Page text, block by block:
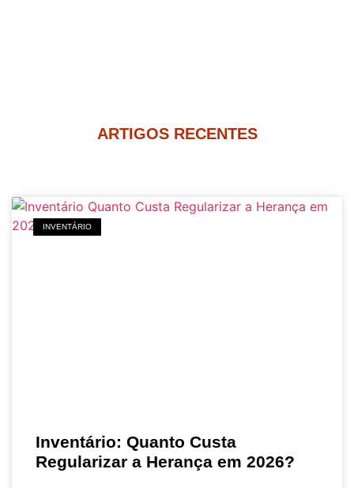
ARTIGOS RECENTES
INVENTÁRIO
Inventário: Quanto Custa
Regularizar a Herança em 2026?